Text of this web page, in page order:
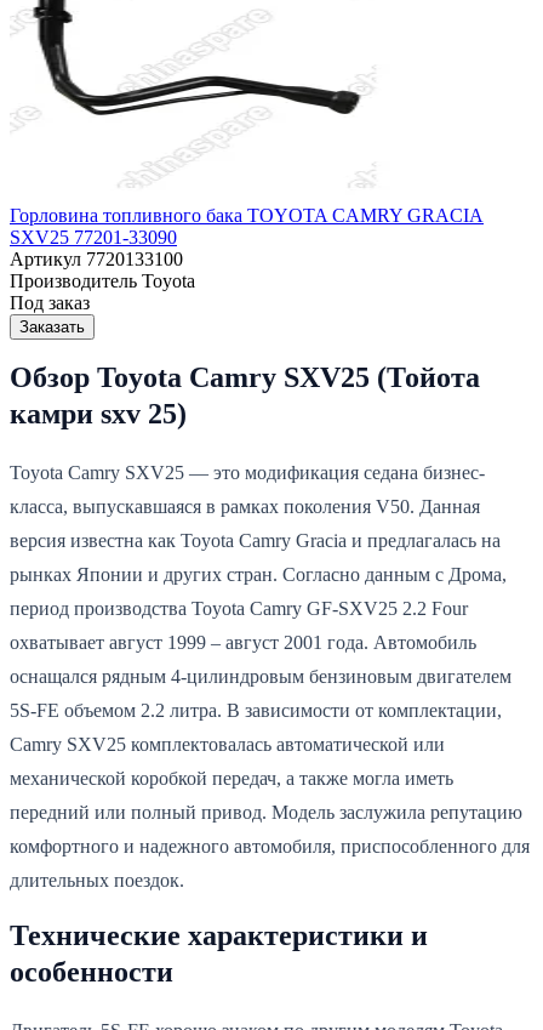
Горловина топливного бака TOYOTA CAMRY GRACIA
SXV25 77201-33090
Артикул 7720133100
Производитель Toyota
Под заказ
Заказать
Обзор Toyota Camry SXV25 (Тойота
камри sxv 25)
Toyota Camry SXV25 — это модификация седана бизнес-
класса, выпускавшаяся в рамках поколения V50. Данная
версия известна как Toyota Camry Gracia и предлагалась на
рынках Японии и других стран. Согласно данным с Дрома,
период производства Toyota Camry GF-SXV25 2.2 Four
охватывает август 1999 – август 2001 года. Автомобиль
оснащался рядным 4-цилиндровым бензиновым двигателем
5S-FE объемом 2.2 литра. В зависимости от комплектации,
Camry SXV25 комплектовалась автоматической или
механической коробкой передач, а также могла иметь
передний или полный привод. Модель заслужила репутацию
комфортного и надежного автомобиля, приспособленного для
длительных поездок.
Технические характеристики и
особенности